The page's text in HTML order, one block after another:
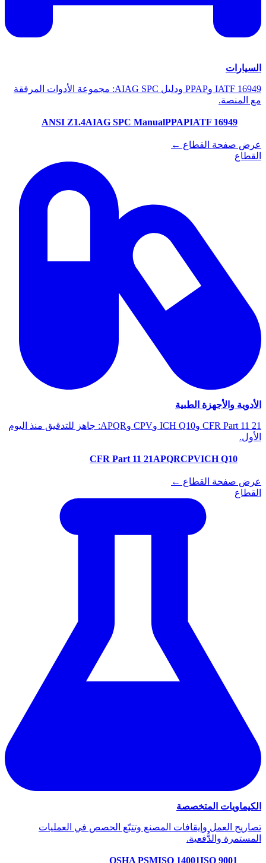
السيارات
IATF 16949 وPPAP ودليل AIAG SPC: مجموعة الأدوات المرفقة
مع المنصة.
IATF 16949
PPAP
AIAG SPC Manual
ANSI Z1.4
عرض صفحة القطاع ←
القطاع
الأدوية والأجهزة الطبية
21 CFR Part 11 وICH Q10 وCPV وAPQR: جاهز للتدقيق منذ اليوم
الأول.
ICH Q10
CPV
APQR
21 CFR Part 11
عرض صفحة القطاع ←
القطاع
الكيماويات المتخصصة
تصاريح العمل وإيقافات المصنع وتتبّع الحصص في العمليات
المستمرة والدُّفعية.
ISO 9001
ISO 14001
OSHA PSM